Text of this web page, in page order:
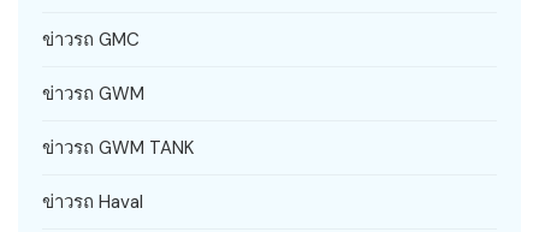
ข่าวรถ GMC
ข่าวรถ GWM
ข่าวรถ GWM TANK
ข่าวรถ Haval